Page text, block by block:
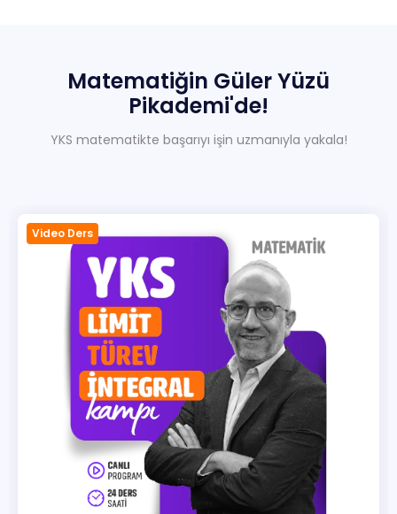
Matematiğin GülerYüzü
Pikademi'de!
YKS matematikte başarıyı işin uzmanıyla yakala!
Video Ders